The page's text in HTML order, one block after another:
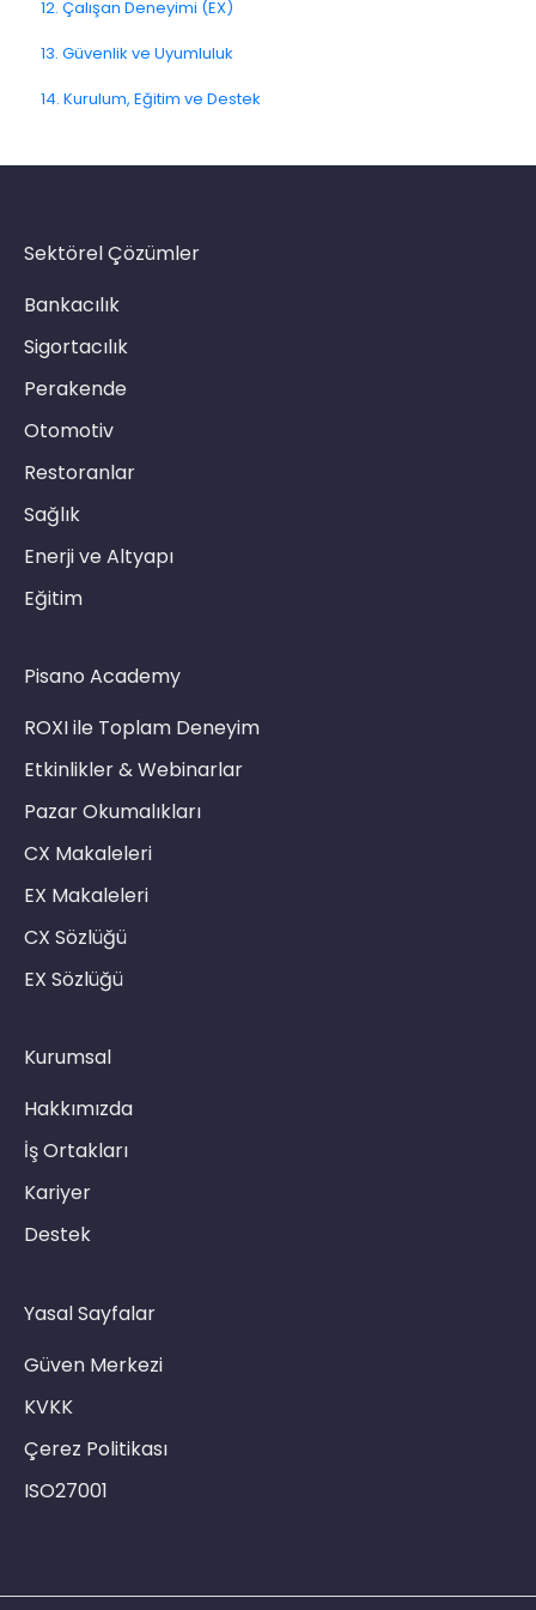
4.12. Kanal Sorunlarına Çözümler
Link Kanalı
SMS Kanalı
11.7. Yolculuk Sinyalleri
12. Çalışan Deneyimi (EX)
13. Güvenlik ve Uyumluluk
14. Kurulum, Eğitim ve Destek
Sektörel Çözümler
Bankacılık
Sigortacılık
Perakende
Otomotiv
Restoranlar
Sağlık
Enerji ve Altyapı
Eğitim
Pisano Academy
ROXI ile Toplam Deneyim
Etkinlikler & Webinarlar
Pazar Okumalıkları
CX Makaleleri
EX Makaleleri
CX Sözlüğü
EX Sözlüğü
Kurumsal
Hakkımızda
İş Ortakları
Kariyer
Destek
Yasal Sayfalar
Güven Merkezi
KVKK
Çerez Politikası
ISO27001